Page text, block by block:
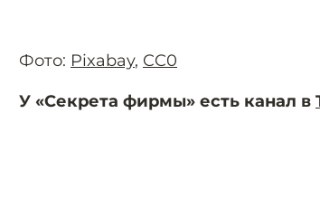
Фото: Pixabay, CC0
У «Секрета фирмы» есть канал в